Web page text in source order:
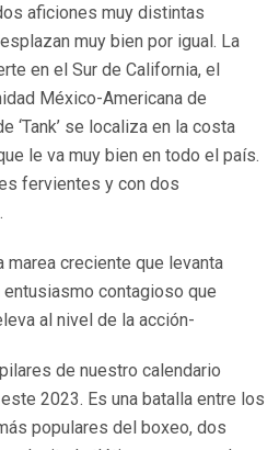
aficiones muy distintas
muy bien por igual. La
en el Sur de California, el
México-Americana de
‘Tank’ se localiza en la costa
le va muy bien en todo el país.
fervientes y con dos
marea creciente que levanta
contagioso que
al nivel de la acción-
de nuestro calendario
2023. Es una batalla entre los
populares del boxeo, dos